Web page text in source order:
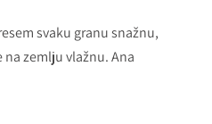
svaku granu snažnu,
zemlju vlažnu. Ana